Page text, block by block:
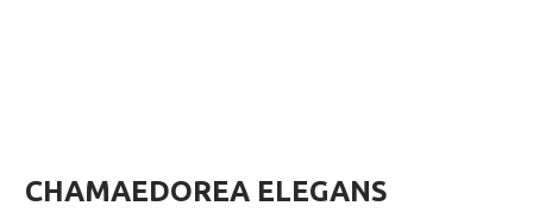
CHAMAEDOREA ELEGANS